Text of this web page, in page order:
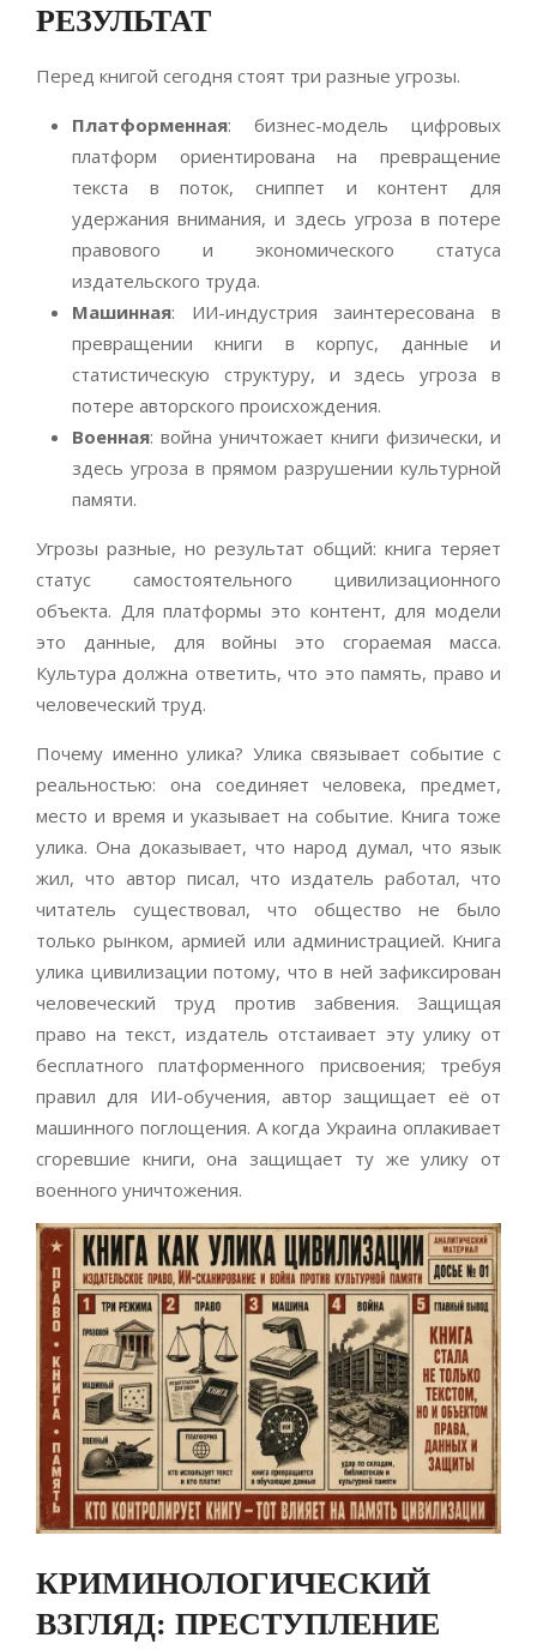
РЕЗУЛЬТАТ
Перед книгой сегодня стоят три разные угрозы.
Платформенная: бизнес-модель цифровых
платформ ориентирована на превращение
текста в поток, сниппет и контент для
удержания внимания, и здесь угроза в потере
правового и экономического статуса
издательского труда.
Машинная: ИИ-индустрия заинтересована в
превращении книги в корпус, данные и
статистическую структуру, и здесь угроза в
потере авторского происхождения.
Военная: война уничтожает книги физически, и
здесь угроза в прямом разрушении культурной
памяти.
Угрозы разные, но результат общий: книга теряет
статус самостоятельного цивилизационного
объекта. Для платформы это контент, для модели
это данные, для войны это сгораемая масса.
Культура должна ответить, что это память, право и
человеческий труд.
Почему именно улика? Улика связывает событие с
реальностью: она соединяет человека, предмет,
место и время и указывает на событие. Книга тоже
улика. Она доказывает, что народ думал, что язык
жил, что автор писал, что издатель работал, что
читатель существовал, что общество не было
только рынком, армией или администрацией. Книга
улика цивилизации потому, что в ней зафиксирован
человеческий труд против забвения. Защищая
право на текст, издатель отстаивает эту улику от
бесплатного платформенного присвоения; требуя
правил для ИИ-обучения, автор защищает её от
машинного поглощения. А когда Украина оплакивает
сгоревшие книги, она защищает ту же улику от
военного уничтожения.
КРИМИНОЛОГИЧЕСКИЙ
ВЗГЛЯД: ПРЕСТУПЛЕНИЕ